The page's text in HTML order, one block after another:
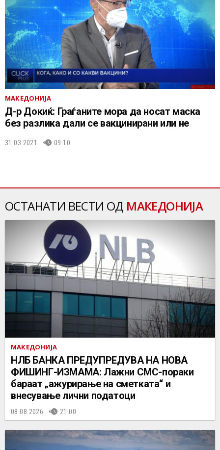
МАКЕДОНИЈА
Д-р Докиќ: Граѓаните мора да носат маска
без разлика дали се вакцинирани или не
31.03.2021. 09:10
ОСТАНАТИ ВЕСТИ ОД МАКЕДОНИЈА
МАКЕДОНИЈА
НЛБ БАНКА ПРЕДУПРЕДУВА НА НОВА
ФИШИНГ-ИЗМАМА: Лажни СМС-пораки
бараат „ажурирање на сметката“ и
внесување лични податоци
08.08.2026. 21:00